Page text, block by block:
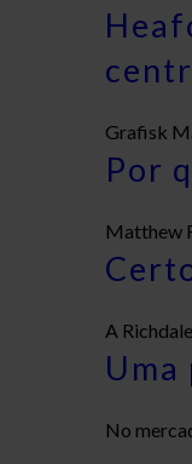
Grafisk
Por
Matthew
A
No